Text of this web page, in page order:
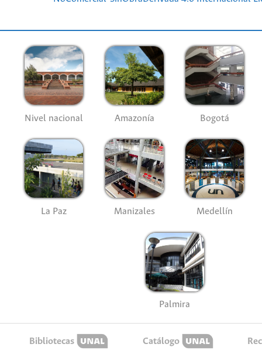
Nivel nacional Amazonía Bogotá
La Paz Manizales Medellín
Palmira
Bibliotecas Catálogo